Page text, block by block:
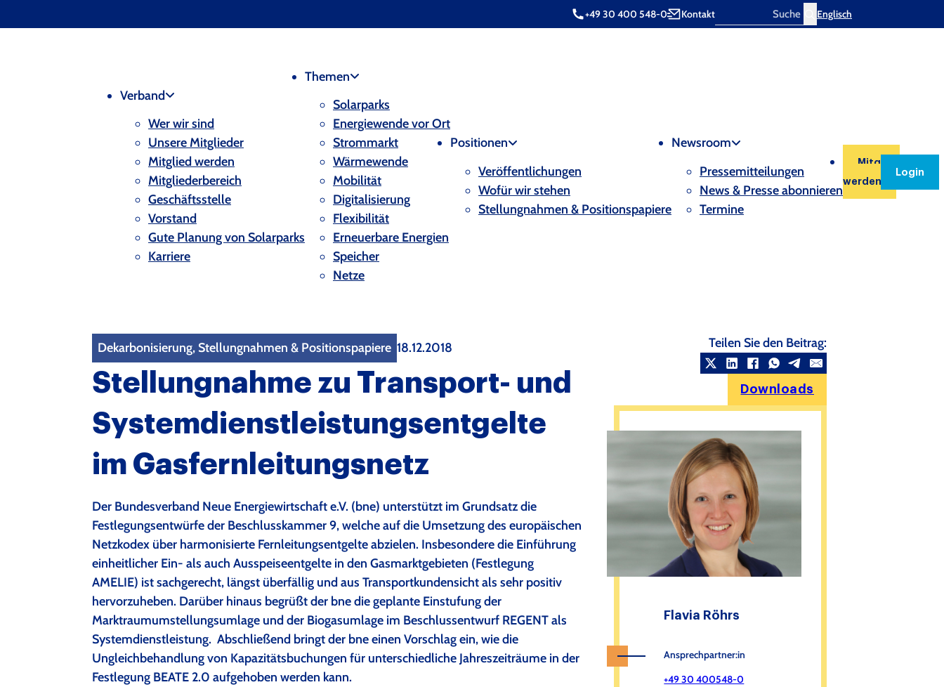
+49 30 400 548-0 Kontakt
Search
Englisch
Verband
Wer wir sind
Unsere Mitglieder
Mitglied werden
Mitgliederbereich
Geschäftsstelle
Vorstand
Gute Planung von Solarparks
Karriere
Themen
Solarparks
Energiewende vor Ort
Strommarkt
Wärmewende
Mobilität
Digitalisierung
Flexibilität
Erneuerbare Energien
Speicher
Netze
Positionen
Veröffentlichungen
Wofür wir stehen
Stellungnahmen & Positionspapiere
Newsroom
Pressemitteilungen
News & Presse abonnieren
Termine
Mitglied
werden
Login
Dekarbonisierung, Stellungnahmen & Positionspapiere 18.12.2018
Stellungnahme zu Transport- und
Systemdienstleistungsentgelte
im Gasfernleitungsnetz
Der Bundesverband Neue Energiewirtschaft e.V. (bne) unterstützt im Grundsatz die
Festlegungsentwürfe der Beschlusskammer 9, welche auf die Umsetzung des europäischen
Netzkodex über harmonisierte Fernleitungsentgelte abzielen. Insbesondere die Einführung
einheitlicher Ein- als auch Ausspeiseentgelte in den Gasmarktgebieten (Festlegung
AMELIE) ist sachgerecht, längst überfällig und aus Transportkundensicht als sehr positiv
hervorzuheben. Darüber hinaus begrüßt der bne die geplante Einstufung der
Marktraumumstellungsumlage und der Biogasumlage im Beschlussentwurf REGENT als
Systemdienstleistung. Abschließend bringt der bne einen Vorschlag ein, wie die
Ungleichbehandlung von Kapazitätsbuchungen für unterschiedliche Jahreszeiträume in der
Festlegung BEATE 2.0 aufgehoben werden kann.
Teilen Sie den Beitrag:
Downloads
Flavia Röhrs
Ansprechpartner:in
+49 30 400548-0